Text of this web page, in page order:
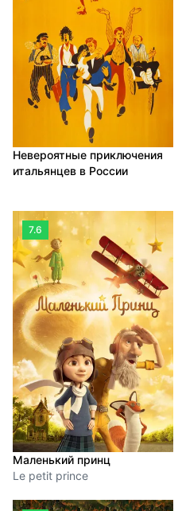
Невероятные приключения
итальянцев в России
7.6
Маленький принц
Le petit prince